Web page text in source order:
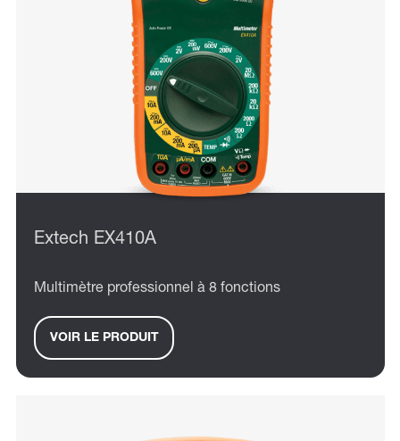
Extech EX410A
Multimètre professionnel à 8 fonctions
VOIR LE PRODUIT